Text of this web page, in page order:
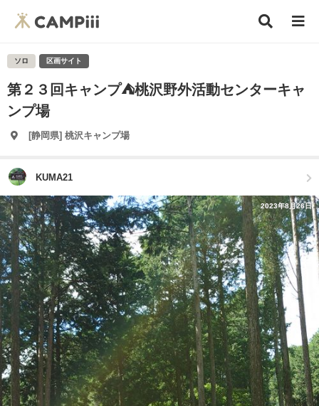
ソロ 区画サイト
第２３回キャンプ⛺桃沢野外活動センターキャ
ンプ場
[静岡県] 桃沢キャンプ場
KUMA21
2023年8月26日